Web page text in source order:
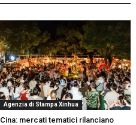
Agenzia di Stampa Xinhua
Cina: mercati tematici rilanciano